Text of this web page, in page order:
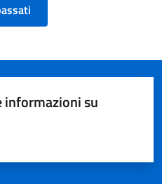
informazioni su